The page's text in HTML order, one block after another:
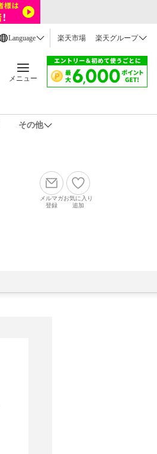
Language 楽天市場 楽天グループ
メニュー
その他
メルマガ
登録
お気に入り
追加